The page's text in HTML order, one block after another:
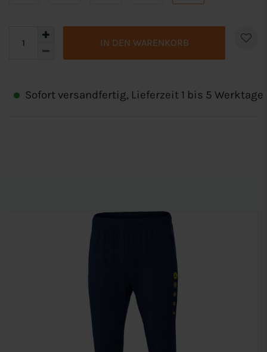
IN DEN WARENKORB
Sofort versandfertig, Lieferzeit 1 bis 5 Werktage